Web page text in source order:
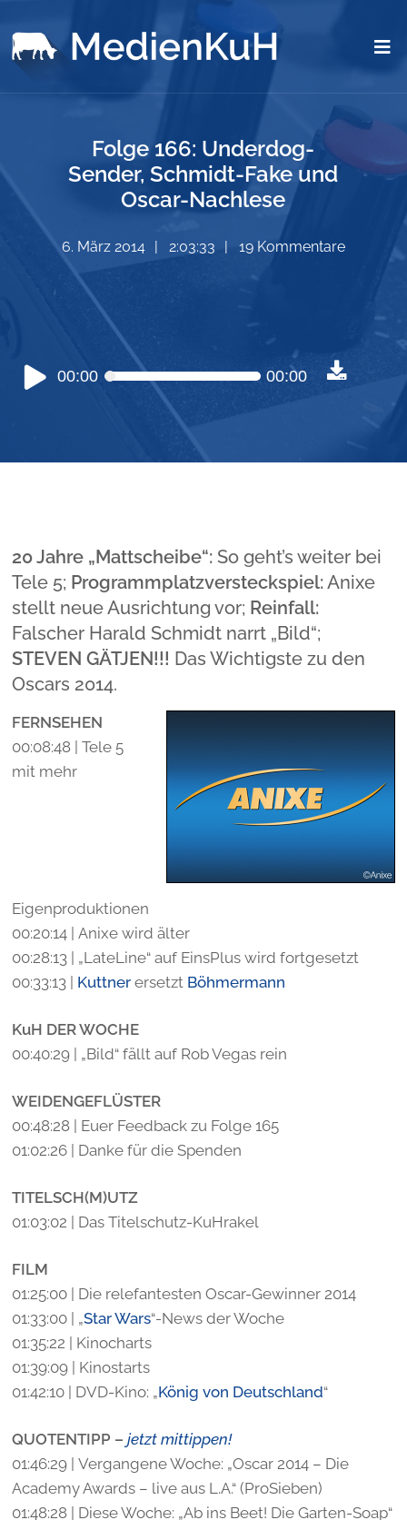
Folge 166: Underdog-
Sender, Schmidt-Fake und
Oscar-Nachlese
6. März 2014 2:03:33 19 Kommentare
Audio-
Player
00:00 00:00
20 Jahre „Mattscheibe“: So geht’s weiter bei
Tele 5; Programmplatzversteckspiel: Anixe
stellt neue Ausrichtung vor; Reinfall:
Falscher Harald Schmidt narrt „Bild“;
STEVEN GÄTJEN!!! Das Wichtigste zu den
Oscars 2014.
FERNSEHEN
00:08:48 | Tele 5
mit mehr
Eigenproduktionen
00:20:14 | Anixe wird älter
00:28:13 | „LateLine“ auf EinsPlus wird fortgesetzt
00:33:13 | Kuttner ersetzt Böhmermann
KuH DER WOCHE
00:40:29 | „Bild“ fällt auf Rob Vegas rein
WEIDENGEFLÜSTER
00:48:28 | Euer Feedback zu Folge 165
01:02:26 | Danke für die Spenden
TITELSCH(M)UTZ
01:03:02 | Das Titelschutz-KuHrakel
FILM
01:25:00 | Die relefantesten Oscar-Gewinner 2014
01:33:00 | „Star Wars“-News der Woche
01:35:22 | Kinocharts
01:39:09 | Kinostarts
01:42:10 | DVD-Kino: „König von Deutschland“
QUOTENTIPP –jetzt mittippen!
01:46:29 | Vergangene Woche: „Oscar 2014 – Die
Academy Awards – live aus L.A.“ (ProSieben)
01:48:28 | Diese Woche: „Ab ins Beet! Die Garten-Soap“